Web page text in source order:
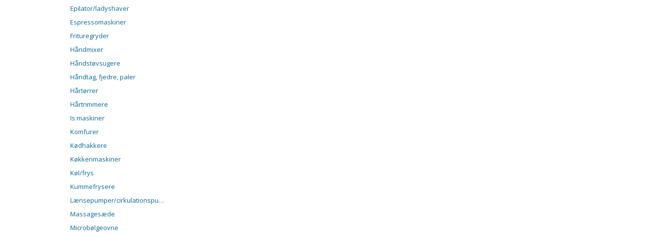
Epilator/ladyshaver
Espressomaskiner
Frituregryder
Håndmixer
Håndstøvsugere
Håndtag, fjedre, paler
Hårtørrer
Hårtrimmere
Is maskiner
Komfurer
Kødhakkere
Køkkenmaskiner
Køl/frys
Kummefrysere
Lænsepumper/cirkulationspumper
Massagesæde
Microbølgeovne